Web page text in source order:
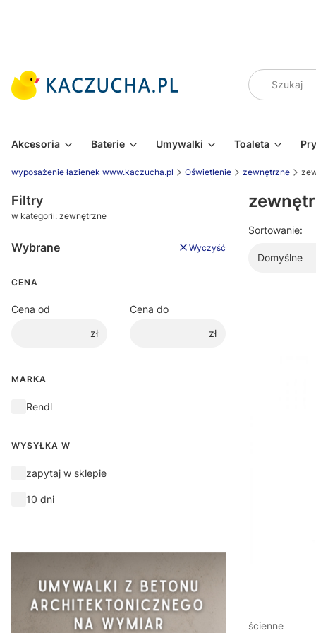
Akcesoria Baterie Umywalki Toaleta
wyposażenie łazienek www.kaczucha.pl Oświetlenie zewnętrzne
Filtry
w kategorii: zewnętrzne
Wybrane Wyczyść
CENA
Cena od
zł
Cena do
zł
MARKA
Marka
Rendl
WYSYŁKA W
Wysyłka w
zapytaj w sklepie
10 dni
Sortowanie:
Domyślne
ścienne